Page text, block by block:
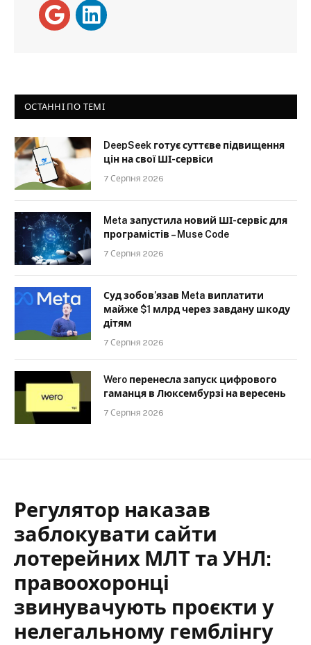
ОСТАННІ ПО ТЕМІ
DeepSeek готує суттєве підвищення
цін на свої ШІ-сервіси
7 Серпня 2026
Meta запустила новий ШІ-сервіс для
програмістів – Muse Code
7 Серпня 2026
Суд зобов’язав Meta виплатити
майже $1 млрд через завдану шкоду
дітям
7 Серпня 2026
Wero перенесла запуск цифрового
гаманця в Люксембурзі на вересень
7 Серпня 2026
Регулятор наказав
заблокувати сайти
лотерейних МЛТ та УНЛ:
правоохоронці
звинувачують проєкти у
нелегальному гемблінгу